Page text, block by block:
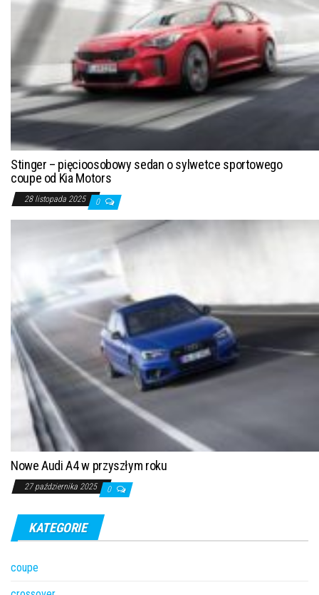
Stinger – pięcioosobowy sedan o sylwetce sportowego
coupe od Kia Motors
28 listopada 2025 0
Nowe Audi A4 w przyszłym roku
27 października 2025 0
KATEGORIE
coupe